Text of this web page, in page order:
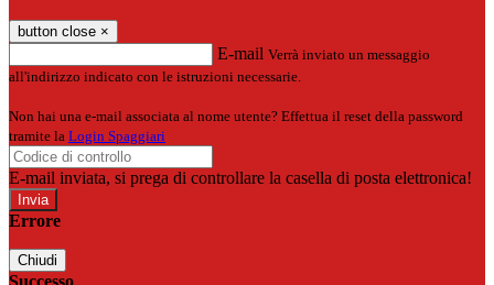
button close ×
E-mail Verrà inviato un messaggio
all'indirizzo indicato con le istruzioni necessarie.
Non hai una e-mail associata al nome utente? Effettua il reset della password
tramite la Login Spaggiari
E-mail inviata, si prega di controllare la casella di posta elettronica!
Errore
Chiudi